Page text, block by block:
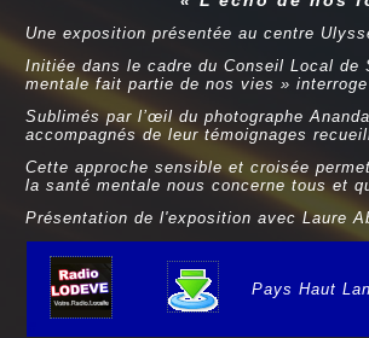
Une exposition présentée au centre
Initiée dans le cadre du Conseil Local de
mentale fait partie de nos vies »
Sublimés par l’œil du photographe
accompagnés de leur témoignages
Cette approche sensible et croisée
la santé mentale nous concerne tous et
Présentation de l'exposition avec Laure
Pays Haut